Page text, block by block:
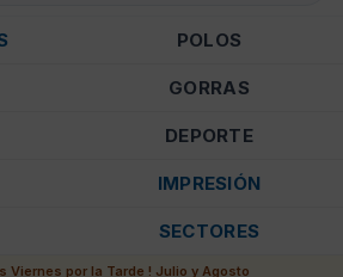
POLOS
GORRAS
DEPORTE
IMPRESIÓN
SECTORES
Viernes por la Tarde ! Julio y Agosto